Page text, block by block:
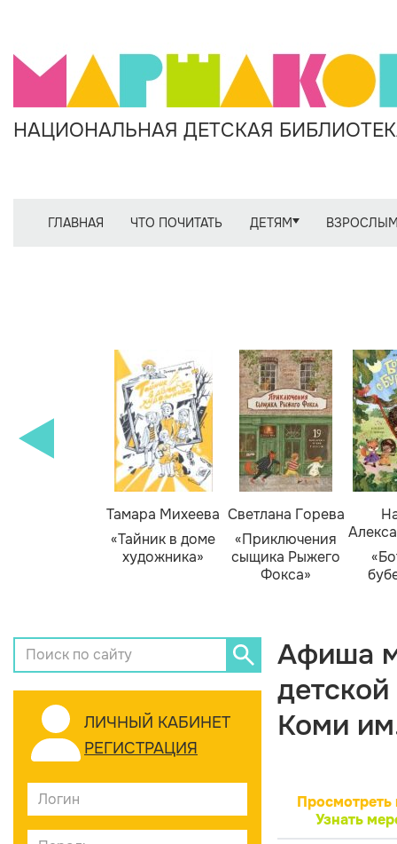
НАЦИОНАЛЬНАЯ ДЕТСКАЯ
ГЛАВНАЯ ЧТО ПОЧИТАТЬ ДЕТЯМ
Тамара Михеева
«Тайник в доме
художника»
Светлана Горева
«Приключения
сыщика Рыжего
Фокса»
ЛИЧНЫЙ КАБИНЕТ
РЕГИСТРАЦИЯ
Афиша
Коми
Просмотреть
Узнать